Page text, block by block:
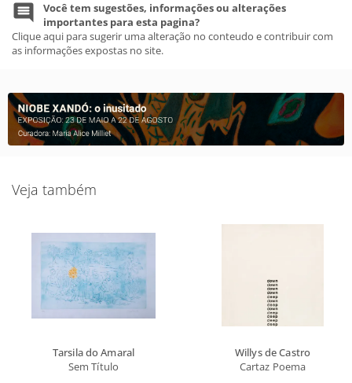
Você tem sugestões, informações ou alterações
importantes para esta pagina?
Clique aqui para sugerir uma alteração no conteudo e contribuir com
as informações expostas no site.
Veja também
Tarsila do Amaral
Sem Título
Willys de Castro
Cartaz Poema